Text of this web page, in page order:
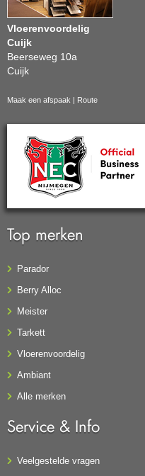
Vloerenvoordelig
Cuijk
Beerseweg 10a
Cuijk
Maak een afspaak Route
Top merken
Parador
Berry Alloc
Meister
Tarkett
Vloerenvoordelig
Ambiant
Alle merken
Service & Info
Veelgestelde vragen